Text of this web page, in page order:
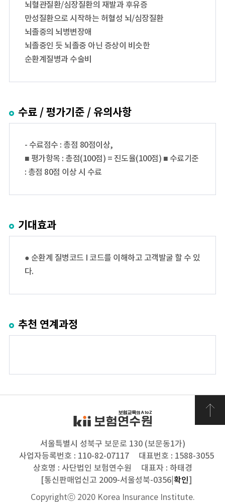
뇌혈관질환/심장질환의 재발과 후유증
만성질환으로 시작하는 허혈성 뇌/심장질환
뇌졸중의 뇌병변장애
뇌졸중인 듯 뇌졸중 아닌 증상이 비슷한
순환계질병과 수술비
수료 / 평가기준 / 유의사항
- 수료점수 : 총점 80점이상,
■ 평가항목 : 총점(100점) = 진도율(100점) ■ 수료기준
: 총점 80점 이상 시 수료
기대효과
● 순환계 질병코드 I 코드를 이해하고 고객발굴 할 수 있
다.
추천 연계과정
서울특별시 성북구 보문로 130 (보문동1가)
사업자등록번호 : 110-82-07117
대표번호 : 1588-3055
상호명 : 사단법인 보험연수원
대표자 : 하태경
[통신판매업신고 2009-서울성북-0356| 확인]
Copyrightⓒ 2020 Korea Insurance Institute.